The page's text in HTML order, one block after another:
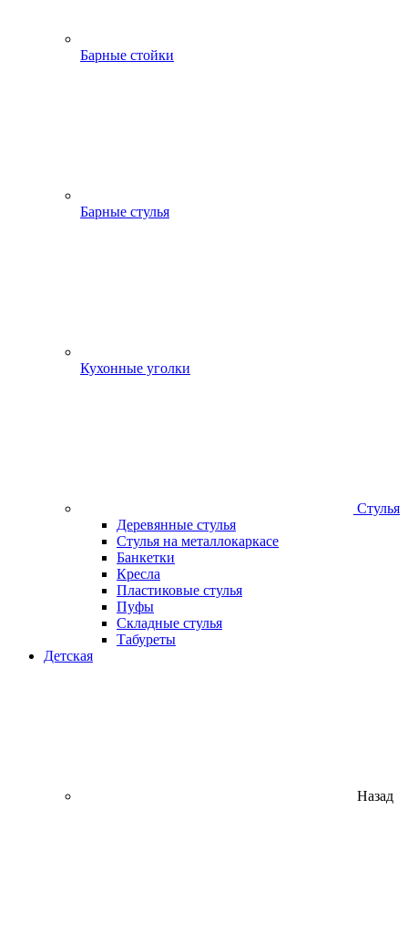
Барные стойки
Барные стулья
Кухонные уголки
Стулья
Деревянные стулья
Стулья на металлокаркасе
Банкетки
Кресла
Пластиковые стулья
Пуфы
Складные стулья
Табуреты
Детская
Назад